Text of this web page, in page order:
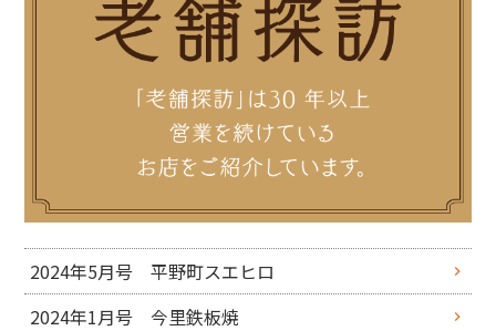
2024年5月号 平野町スエヒロ
2024年1月号 今里鉄板焼